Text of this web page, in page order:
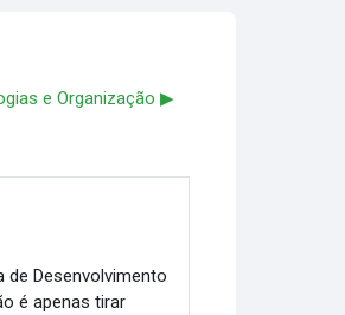
e Organização ▶︎
de Desenvolvimento
é apenas tirar